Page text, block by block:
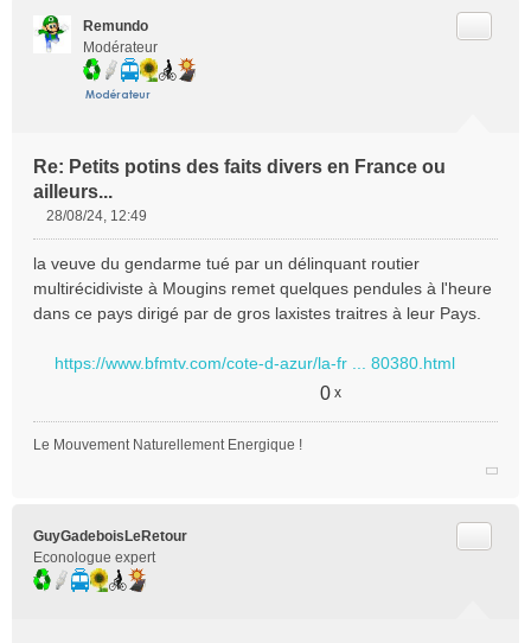
Remundo
Modérateur
Re: Petits potins des faits divers en France ou
ailleurs...
s
a
n
l
28/08/24, 12:49
la veuve du gendarme tué par un délinquant routier
multirécidiviste à Mougins remet quelques pendules à l'heure
dans ce pays dirigé par de gros laxistes traitres à leur Pays.
https://www.bfmtv.com/cote-d-azur/la-fr ... 80380.html
0 x
Le Mouvement Naturellement Energique !
GuyGadeboisLeRetour
Econologue expert